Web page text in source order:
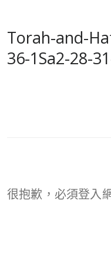
Torah-and-
36-1Sa2-28-
很抱歉，必須登入